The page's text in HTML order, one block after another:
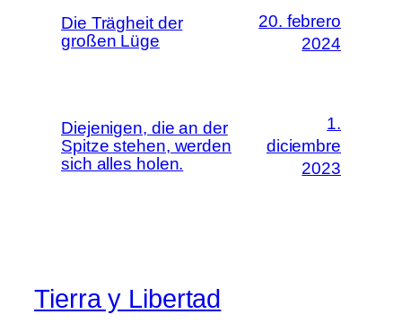
Die Trägheit der
großen Lüge
20. febrero
2024
Diejenigen, die an der
Spitze stehen, werden
sich alles holen.
1.
diciembre
2023
Tierra y Libertad